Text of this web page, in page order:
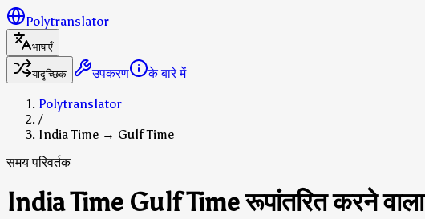
Polytranslator
भाषाएँ
यादृच्छिक
उपकरण
के बारे में
Polytranslator
/
India Time → Gulf Time
समय परिवर्तक
India Time Gulf Time रूपांतरित करने वाला